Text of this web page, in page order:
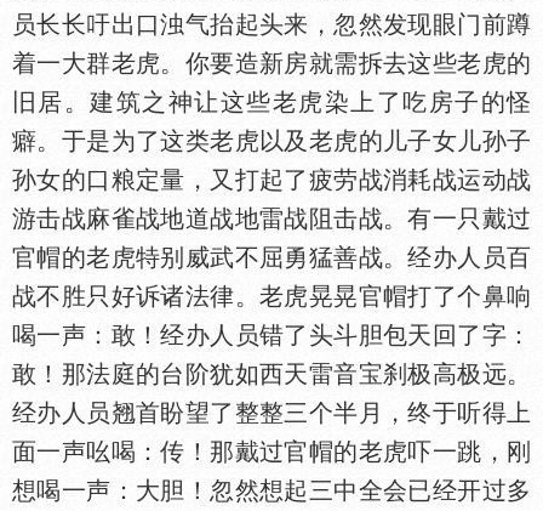
员长长吁出口浊气抬起头来，忽然发现眼门前蹲
着一大群老虎。你要造新房就需拆去这些老虎的
旧居。建筑之神让这些老虎染上了吃房子的怪
癖。于是为了这类老虎以及老虎的儿子女儿孙子
孙女的口粮定量，又打起了疲劳战消耗战运动战
游击战麻雀战地道战地雷战阻击战。有一只戴过
官帽的老虎特别威武不屈勇猛善战。经办人员百
战不胜只好诉诸法律。老虎晃晃官帽打了个鼻响
喝一声：敢！经办人员错了头斗胆包天回了字：
敢！那法庭的台阶犹如西天雷音宝刹极高极远。
经办人员翘首盼望了整整三个半月，终于听得上
面一声吆喝：传！那戴过官帽的老虎吓一跳，刚
想喝一声：大胆！忽然想起三中全会已经开过多